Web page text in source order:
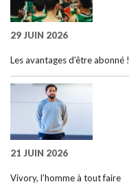
29 JUIN 2026
Les avantages d’être abonné !
21 JUIN 2026
Vivory, l’homme à tout faire